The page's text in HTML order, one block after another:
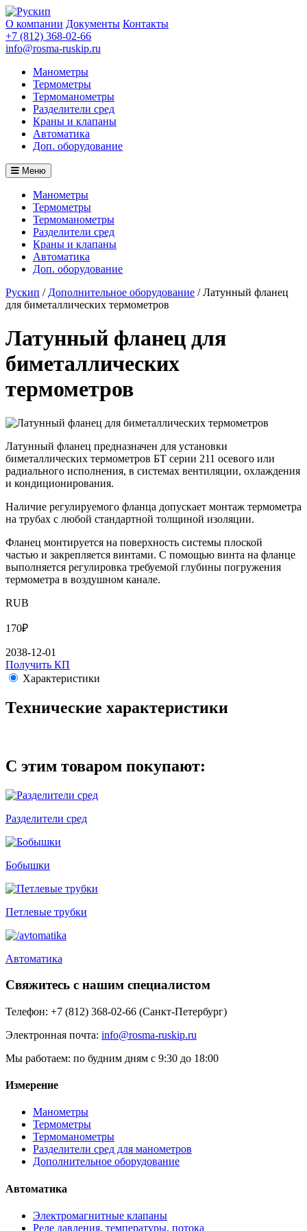
О компании Документы Контакты
+7 (812) 368-02-66
info@rosma-ruskip.ru
Манометры
Термометры
Термоманометры
Разделители сред
Краны и клапаны
Автоматика
Доп. оборудование
Меню
Манометры
Термометры
Термоманометры
Разделители сред
Краны и клапаны
Автоматика
Доп. оборудование
Рускип / Дополнительное оборудование /Латунный фланец
для биметаллических термометров
Латунный фланец для
биметаллических
термометров
Латунный фланец предназначен для установки
биметаллических термометров БТ серии 211 осевого или
радиального исполнения, в системах вентиляции, охлаждения
и кондиционирования.
Наличие регулируемого фланца допускает монтаж термометра
на трубах с любой стандартной толщиной изоляции.
Фланец монтируется на поверхность системы плоской
частью и закрепляется винтами. С помощью винта на фланце
выполняется регулировка требуемой глубины погружения
термометра в воздушном канале.
RUB
170₽
2038-12-01
Получить КП
Характеристики
Технические характеристики
С этим товаром покупают:
Разделители сред
Бобышки
Петлевые трубки
Автоматика
Свяжитесь с нашим специалистом
Телефон: +7 (812) 368-02-66 (Санкт-Петербург)
Электронная почта: info@rosma-ruskip.ru
Мы работаем: по будним дням с 9:30 до 18:00
Измерение
Манометры
Термометры
Термоманометры
Разделители сред для манометров
Дополнительное оборудование
Автоматика
Электромагнитные клапаны
Реле давления, температуры, потока